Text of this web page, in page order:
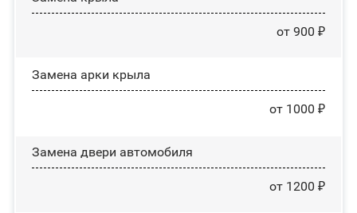
от 900 ₽
Замена арки крыла
от 1000 ₽
Замена двери автомобиля
от 1200 ₽